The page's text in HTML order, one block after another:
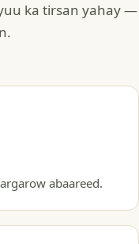
ka tirsan yahay —
abaareed.